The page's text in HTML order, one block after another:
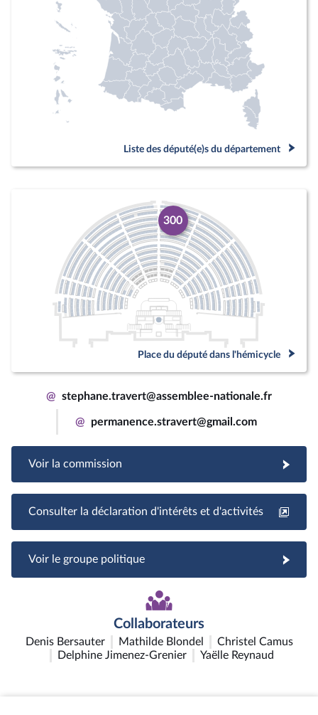
Liste des député(e)s du département
300
Place du député dans l'hémicycle
@ stephane.travert@assemblee-nationale.fr
@ permanence.stravert@gmail.com
Voir la commission
Consulter la déclaration d'intérêts et d'activités
Voir le groupe politique
Collaborateurs
Denis Bersauter Mathilde Blondel
Christel Camus
Delphine Jimenez-Grenier
Yaëlle Reynaud